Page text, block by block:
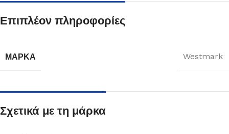
Επιπλέον πληροφορίες
ΜΆΡΚΑ Westmark
Σχετικά με τη μάρκα